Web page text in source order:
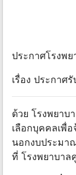
ประกาศโรงพย
เรื่อง ประกาศ
ด้วย โรงพยาบ
เลือกบุคคลเพื่อ
นอกงบประมา
ที่ โรงพยาบาล